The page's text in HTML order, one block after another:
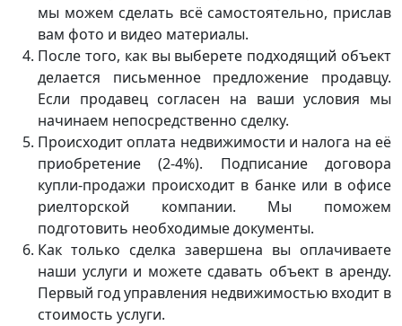
мы можем сделать всё самостоятельно, прислав
вам фото и видео материалы.
После того, как вы выберете подходящий объект
делается письменное предложение продавцу.
Если продавец согласен на ваши условия мы
начинаем непосредственно сделку.
Происходит оплата недвижимости и налога на её
приобретение (2-4%). Подписание договора
купли-продажи происходит в банке или в офисе
риелторской компании. Мы поможем
подготовить необходимые документы.
Как только сделка завершена вы оплачиваете
наши услуги и можете сдавать объект в аренду.
Первый год управления недвижимостью входит в
стоимость услуги.